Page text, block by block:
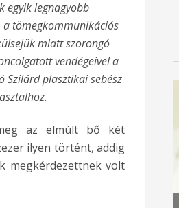
egyik legnagyobb
a tömegkommunikációs
miatt szorongó
vendégeivel a
Szilárd plasztikai sebész
az elmúlt bő két
ilyen történt, addig
megkérdezettnek volt